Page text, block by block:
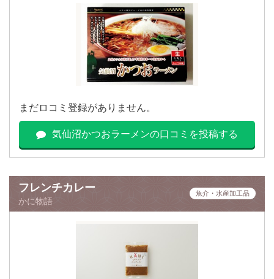
まだロコミ登録がありません。
気仙沼かつおラーメンの口コミを投稿する
フレンチカレー
かに物語
魚介・水産加工品